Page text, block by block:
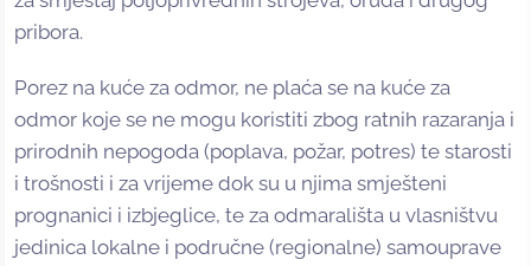
pribora.
Porez na kuće za odmor, ne plaća se na kuće za
odmor koje se ne mogu koristiti zbog ratnih razaranja i
prirodnih nepogoda (poplava, požar, potres) te starosti
i trošnosti i za vrijeme dok su u njima smješteni
prognanici i izbjeglice, te za odmarališta u vlasništvu
jedinica lokalne i područne (regionalne) samouprave